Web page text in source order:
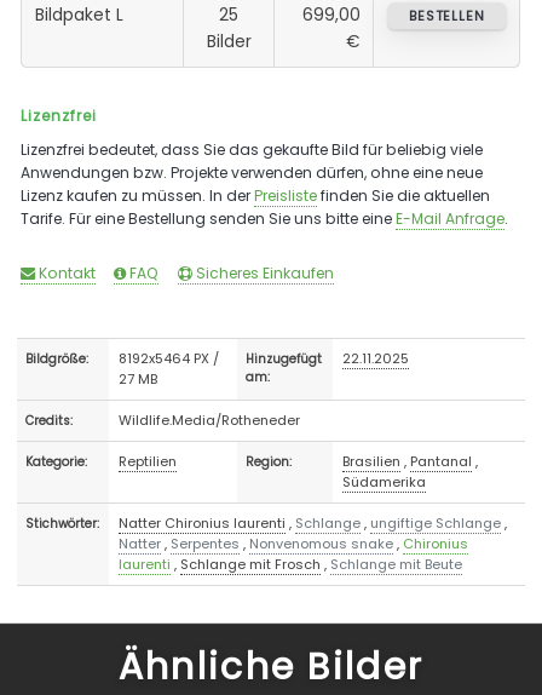
Bildpaket L
25
Bilder
699,00
€
BESTELLEN
Lizenzfrei
Lizenzfrei bedeutet, dass Sie das gekaufte Bild für beliebig viele
Anwendungen bzw. Projekte verwenden dürfen, ohne eine neue
Lizenz kaufen zu müssen. In derPreislistefinden Sie die aktuellen
Tarife. Für eine Bestellung senden Sie uns bitte eineE-Mail Anfrage.
Kontakt FAQ Sicheres Einkaufen
Bildgröße:
8192x5464 PX /
27 MB
Hinzugefügt
am:
22.11.2025
Credits: Wildlife.Media/Rotheneder
Kategorie: Reptilien Region: Brasilien , Pantanal ,
Südamerika
Stichwörter: Natter Chironius laurenti , Schlange, ungiftige Schlange,
Natter, Serpentes , Nonvenomous snake, Chironius
laurenti , Schlange mit Frosch , Schlange mit Beute
Ähnliche Bilder